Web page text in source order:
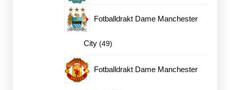
Fotballdrakt Dame Manchester
City 4949
produkter
Fotballdrakt Dame Manchester